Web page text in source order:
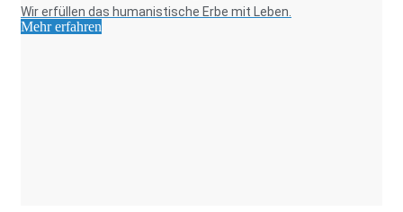
Wir erfüllen das humanistische Erbe mit Leben.
Mehr erfahren